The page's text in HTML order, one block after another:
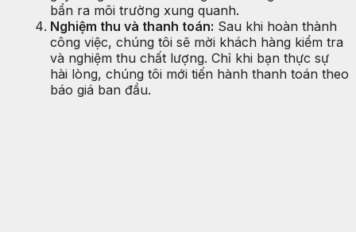
bẩn ra môi trường xung quanh.
Nghiệm thu và thanh toán: Sau khi hoàn thành
công việc, chúng tôi sẽ mời khách hàng kiểm tra
và nghiệm thu chất lượng. Chỉ khi bạn thực sự
hài lòng, chúng tôi mới tiến hành thanh toán theo
báo giá ban đầu.